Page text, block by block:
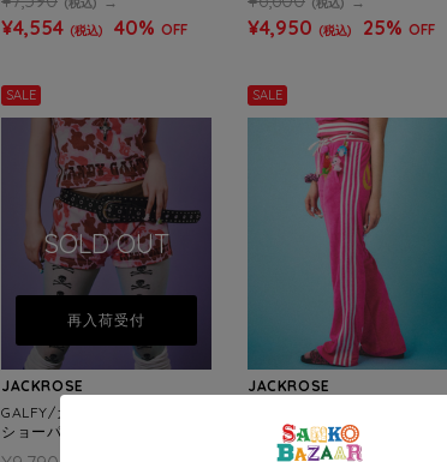
¥4,554 (税込) 40% OFF ¥4,950 (税込) 25% OFF
SALE
SOLD OUT
再入荷受付
JACKROSE
GALFY/ガルフィー ハデカモ
ショーパン(WOMENS)
SALE
JACKROSE
レアパンツ(WOMENS)